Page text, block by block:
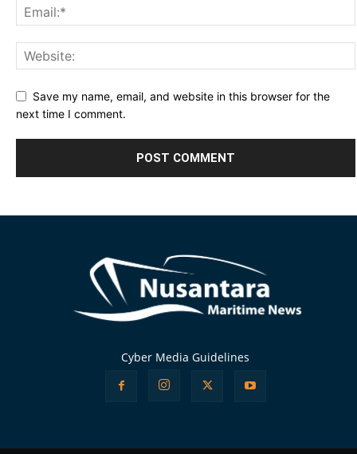
Save my name, email, and website in this browser for the
next time I comment.
Cyber Media Guidelines